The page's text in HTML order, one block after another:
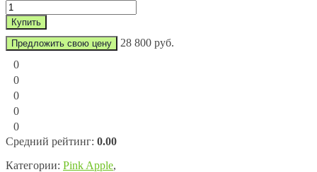
Предложить свою цену
28 800 руб.
0
0
0
0
0
Средний рейтинг: 0.00
Категории: Pink Apple,